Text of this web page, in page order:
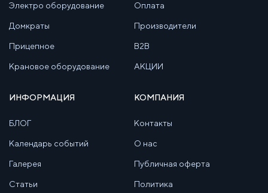
Электро оборудование
Домкраты
Прицепное
Крановое оборудование
Оплата
Производители
B2B
АКЦИИ
ИНФОРМАЦИЯ
БЛОГ
Календарь событий
Галерея
Статьи
КОМПАНИЯ
Контакты
О нас
Публичная оферта
Политика